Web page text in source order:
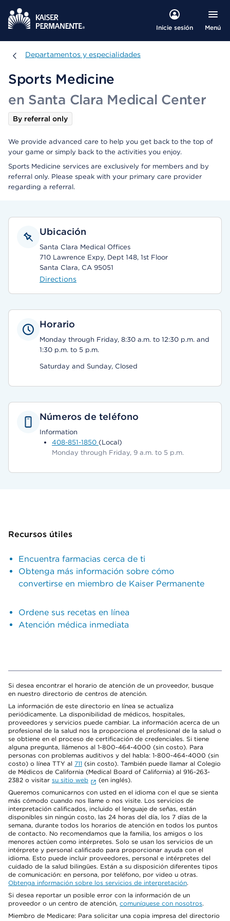
Inicie sesión Menú
Departamentos y especialidades
Departamentos y especialidades
Sports Medicine
en Santa Clara Medical Center
By referral only
We provide advanced care to help you get back to the top of
your game or simply back to the activities you enjoy.
Sports Medicine services are exclusively for members and by
referral only. Please speak with your primary care provider
regarding a referral.
Ubicación
Santa Clara Medical Offices
710 Lawrence Expy, Dept 148, 1st Floor
Santa Clara, CA 95051
Directions
Horario
Monday through Friday, 8:30 a.m. to 12:30 p.m. and
1:30 p.m. to 5 p.m.
Saturday and Sunday, Closed
Números de teléfono
Information
408-851-1850 (Local)
Monday through Friday, 9 a.m. to 5 p.m.
Recursos útiles
Encuentra farmacias cerca de ti
Obtenga más información sobre cómo
convertirse en miembro de Kaiser Permanente
Ordene sus recetas en línea
Atención médica inmediata
Si desea encontrar el horario de atención de un proveedor, busque
en nuestro directorio de centros de atención.
La información de este directorio en línea se actualiza
periódicamente. La disponibilidad de médicos, hospitales,
proveedores y servicios puede cambiar. La información acerca de un
profesional de la salud nos la proporciona el profesional de la salud o
se obtiene en el proceso de certificación de credenciales. Si tiene
alguna pregunta, llámenos al 1-800-464-4000 (sin costo). Para
personas con problemas auditivos y del habla: 1-800-464-4000 (sin
costo) o línea TTY al 711 (sin costo). También puede llamar al Colegio
de Médicos de California (Medical Board of California) al 916-263-
2382 o visitar su sitio web
(en inglés).
Queremos comunicarnos con usted en el idioma con el que se sienta
más cómodo cuando nos llame o nos visite. Los servicios de
interpretación calificados, incluido el lenguaje de señas, están
disponibles sin ningún costo, las 24 horas del día, los 7 días de la
semana, durante todos los horarios de atención en todos los puntos
de contacto. No recomendamos que la familia, los amigos o los
menores actúen como intérpretes. Solo se usan los servicios de un
intérprete y personal calificado para proporcionar ayuda con el
idioma. Esto puede incluir proveedores, personal e intérpretes del
cuidado de la salud bilingües. Están a su disposición diferentes tipos
de comunicación: en persona, por teléfono, por video u otras.
Obtenga información sobre los servicios de interpretación.
Si desea reportar un posible error con la información de un
proveedor o un centro de atención, comuníquese con nosotros.
Miembro de Medicare: Para solicitar una copia impresa del directorio